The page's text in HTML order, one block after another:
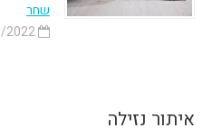
שחר
17/08/2022
איתור נזילה